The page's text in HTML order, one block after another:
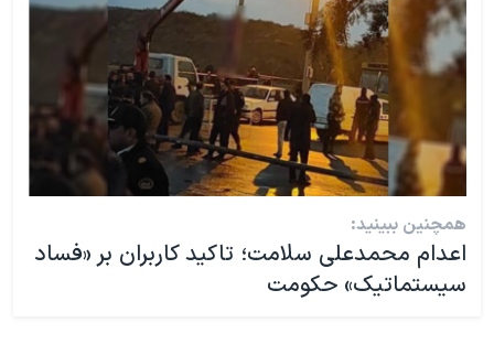
همچنین ببینید:
اعدام محمدعلی سلامت؛ تاکید کاربران بر «فساد
سیستماتیک» حکومت